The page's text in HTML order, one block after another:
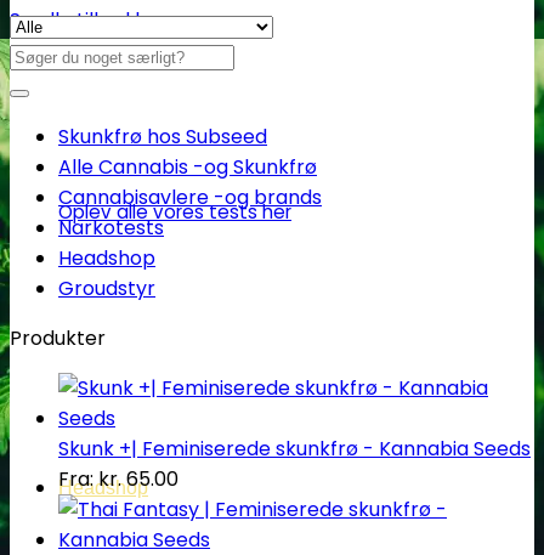
Oplev alle vores tests her
Headshop
Se alle tilbud her
Søg
efter:
Skunkfrø hos Subseed
Alle Cannabis -og Skunkfrø
Cannabisavlere -og brands
Narkotests
Headshop
Groudstyr
Produkter
Skunk +| Feminiserede skunkfrø - Kannabia Seeds
Fra:kr.65.00